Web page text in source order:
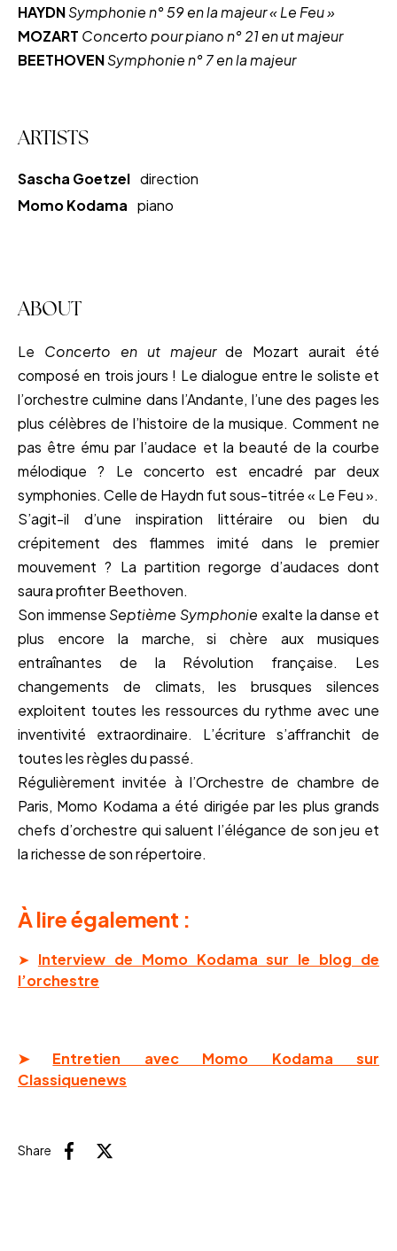
HAYDNSymphonie n° 59 en la majeur « Le Feu »
MOZART Concerto pour piano n° 21 en ut majeur
BEETHOVENSymphonie n° 7 en la majeur
ARTISTS
Sascha Goetzel direction
Momo Kodama piano
ABOUT
Le Concerto en ut majeurde Mozart aurait été
composé en trois jours ! Le dialogue entre le soliste et
l’orchestre culmine dans l’Andante, l’une des pages les
plus célèbres de l’histoire de la musique. Comment ne
pas être ému par l’audace et la beauté de la courbe
mélodique ? Le concerto est encadré par deux
symphonies. Celle de Haydn fut sous-titrée « Le Feu ».
S’agit-il d’une inspiration littéraire ou bien du
crépitement des flammes imité dans le premier
mouvement ? La partition regorge d’audaces dont
saura profiter Beethoven.
Son immense Septième Symphonie exalte la danse et
plus encore la marche, si chère aux musiques
entraînantes de la Révolution française. Les
changements de climats, les brusques silences
exploitent toutes les ressources du rythme avec une
inventivité extraordinaire. L’écriture s’affranchit de
toutes les règles du passé.
Régulièrement invitée à l’Orchestre de chambre de
Paris, Momo Kodama a été dirigée par les plus grands
chefs d’orchestre qui saluent l’élégance de son jeu et
la richesse de son répertoire.
À lire également :
➤ Interview de Momo Kodama sur le blog de
l’orchestre
➤
Entretien avec Momo Kodama sur
Classiquenews
Share FacebookX (Twitter)